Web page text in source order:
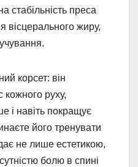
стабільність преса
жиру,
корсет: він
кожного руху,
і навіть покращує
його тренувати
не лише естетикою,
болю в спині